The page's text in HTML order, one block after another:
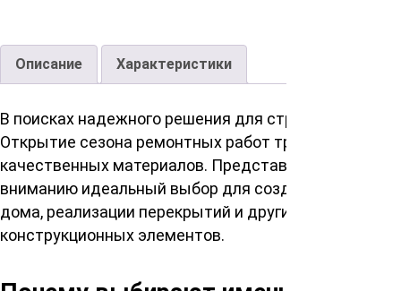
Описание Характеристики
В поисках надежного решения для строительства?
Открытие сезона ремонтных работ требует
качественных материалов. Представляем Вашему
вниманию идеальный выбор для создания каркаса
дома, реализации перекрытий и других
конструкционных элементов.